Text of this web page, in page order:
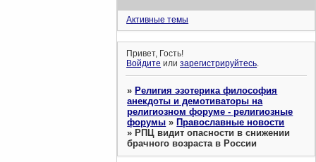
Активные темы
Привет, Гость!
Войдите илизарегистрируйтесь.
»Религия эзотерика философия
анекдоты и демотиваторы на
религиозном форуме - религиозные
форумы »Православные новости
»РПЦ видит опасности в снижении
брачного возраста в России